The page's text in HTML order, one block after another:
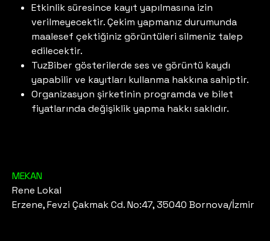
Etkinlik süresince kayıt yapılmasına izin
verilmeyecektir. Çekim yapmanız durumunda
maalesef çektiğiniz görüntüleri silmeniz talep
edilecektir.
TuzBiber gösterilerde ses ve görüntü kaydı
yapabilir ve kayıtları kullanma hakkına sahiptir.
Organizasyon şirketinin programda ve bilet
fiyatlarında değişiklik yapma hakkı saklıdır.
MEKAN
Rene Lokal
Erzene, Fevzi Çakmak Cd. No:47, 35040 Bornova/İzmir